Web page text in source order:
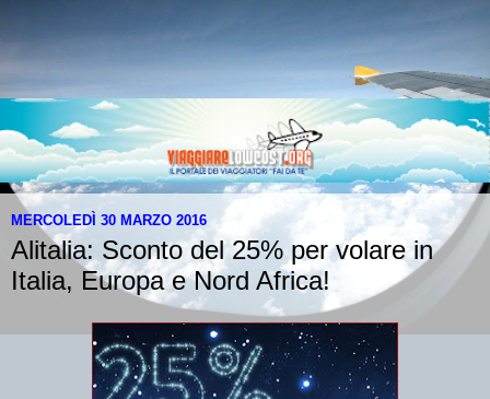
MERCOLEDÌ 30 MARZO 2016
Alitalia: Sconto del 25% per volare in
Italia, Europa e Nord Africa!